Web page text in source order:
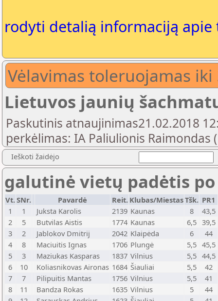
rodyti detalią informaciją
Vėlavimas toleruojamas iki
Lietuvos jaunių
Paskutinis atnaujinimas21.02.2018
perkėlimas: IA Paliulionis Raimondas
Ieškoti žaidėjo
galutinė vietų padėtis
Vt.SNr. Pavardė Reit. Klubas/MiestasTšk. PR1
1
1 Juksta Karolis 2139 Kaunas 8
43,5
2
5 Butvilas Aistis 1774 Kaunas 6,5 39,5
3
2 Jablokov Dmitrij 2042 Klaipėda 6
44
4
8 Maciuitis Ignas 1706 Plungė 5,5 45,5
5
3 Maziukas Kasparas 1837 Vilnius 5,5 44,5
6
10 Koliasnikovas Aironas 1684 Šiauliai 5,5
42
7
7 Pilipuitis Mantas 1756 Vilnius 5,5
41
8
11 Bandza Rokas 1635 Vilnius 5
44